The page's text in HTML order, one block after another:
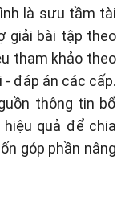
là sưu tầm tài
giải bài tập theo
tham khảo theo
đáp án các cấp.
thông tin bổ
quả để chia
góp phần nâng